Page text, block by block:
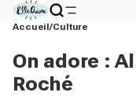
Accueil Culture
On adore :
Roché